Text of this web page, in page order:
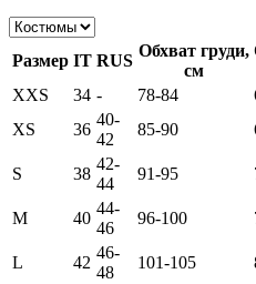
Размер IT RUS
Обхват груди,
см
XXS
34 - 78-84
XS
36
40-
42
85-90
S 38
42-
44
91-95
M 40
44-
46
96-100
L 42
46-
48
101-105